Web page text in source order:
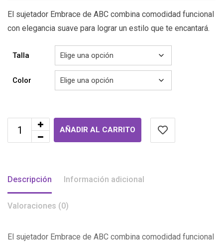
El sujetador Embrace de ABC combina comodidad funcional
con elegancia suave para lograr un estilo que te encantará.
Talla
Color
AÑADIR AL CARRITO
Descripción Información adicional
Valoraciones (0)
El sujetador Embrace de ABC combina comodidad funcional